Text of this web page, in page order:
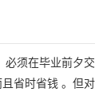
须在毕业前夕
省时省钱 。但